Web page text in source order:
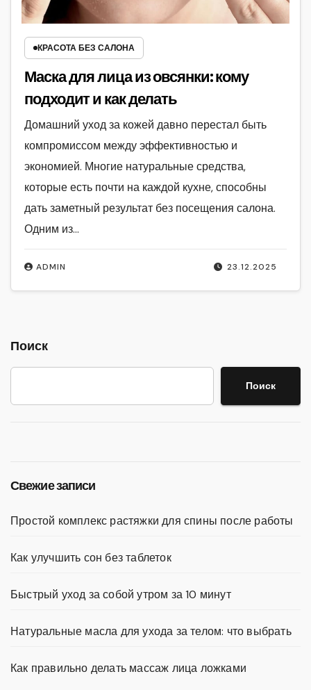
КРАСОТА БЕЗ САЛОНА
Маска для лица из овсянки: кому
подходит и как делать
23.12.2025
ADMIN
Домашний уход за кожей давно перестал быть
компромиссом между эффективностью и
экономией. Многие натуральные средства,
которые есть почти на каждой кухне, способны
дать заметный результат без посещения салона.
Одним из…
Поиск
Поиск
Свежие записи
Простой комплекс растяжки для спины после работы
Как улучшить сон без таблеток
Быстрый уход за собой утром за 10 минут
Натуральные масла для ухода за телом: что выбрать
Как правильно делать массаж лица ложками